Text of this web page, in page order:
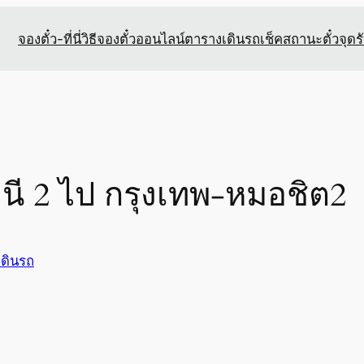
จองตั๋ว-ที่นี่วิธีจองตั๋วออนไลน์ตารางเดินรถเช็คสถานะตั๋วจุด
2 ไป กรุงเทพ-หมอชิต2
ดินรถ